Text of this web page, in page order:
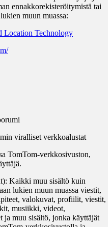
ennakkorekisteröitymistä tai
muun muassa:
Technology
viralliset verkkoalustat
TomTom-verkkosivuston,
: Kaikki muu sisältö kuin
lukien muun muassa viestit,
valokuvat, profiilit, viestit,
musiikki, videot,
ja muu sisältö, jonka käyttäjät